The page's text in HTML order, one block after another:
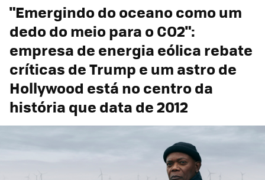
"Emergindo do oceano como um
dedo do meio para o CO2":
empresa de energia eólica rebate
críticas de Trump e um astro de
Hollywood está no centro da
história que data de 2012